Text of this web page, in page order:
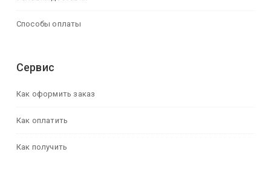
Способы оплаты
Сервис
Как оформить заказ
Как оплатить
Как получить